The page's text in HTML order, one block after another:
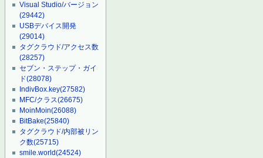
Visual Studio/バージョン
(29442)
USBデバイス開発
(29014)
タグクラウド/アクセス数
(28257)
セブン・ステップ・ガイ
ド(28078)
IndivBox.key(27582)
MFC/クラス(26675)
MoinMoin(26088)
BitBake(25840)
タグクラウド/内部被リン
ク数(25715)
smile.world(24524)